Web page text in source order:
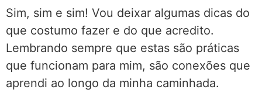
Sim, sim e sim! Vou deixar algumas dicas do
que costumo fazer e do que acredito.
Lembrando sempre que estas são práticas
que funcionam para mim, são conexões que
aprendi ao longo da minha caminhada.